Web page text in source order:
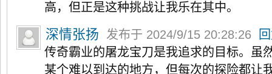
高，但正是这种挑战让我乐在其中。
深情张扬 发布于 2024/9/15 20:28:26
传奇霸业的屠龙宝刀是我追求的目标。虽
某个难以到达的地方，但每次的探险都让